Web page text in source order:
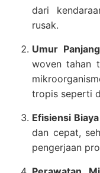
dari
rusak.
Umur
woven tahan
tropis seperti
Efisiensi
dan cepat,
pengerjaan